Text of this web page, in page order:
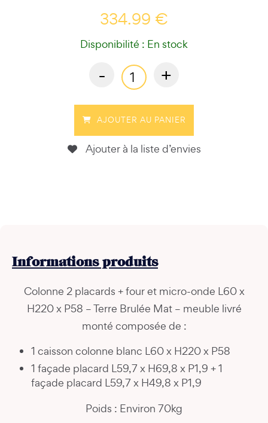
334.99 €
Disponibilité : En stock
- +
AJOUTER AU PANIER
Ajouter à la liste d’envies
Informationsproduits
Colonne 2 placards + four et micro-onde L60 x
H220 x P58 – Terre Brulée Mat – meuble livré
monté composée de :
1 caisson colonne blanc L60 x H220 x P58
1 façade placard L59,7 x H69,8 x P1,9 + 1
façade placard L59,7 x H49,8 x P1,9
Poids : Environ 70kg